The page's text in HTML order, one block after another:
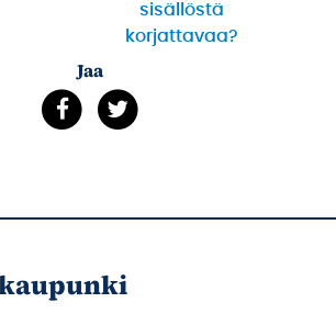
sisällöstä
korjattavaa?
Jaa